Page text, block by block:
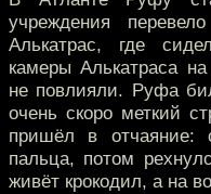
учреждения
Алькатрас, где
камеры Алькатраса
не повлияли. Руфа
очень скоро меткий
пришёл в отчаяние:
пальца, потом
живёт крокодил, а на